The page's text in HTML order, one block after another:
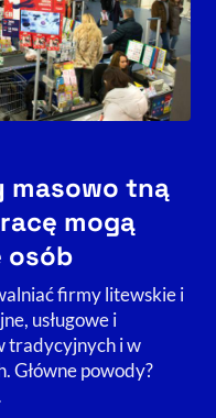
masowo tną
mogą
firmy litewskie i
usługowe i
tradycyjnych i w
Główne powody?